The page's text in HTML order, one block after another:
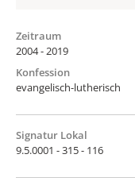
Zeitraum
2004 - 2019
Konfession
evangelisch-lutherisch
Signatur Lokal
9.5.0001 - 315 - 116